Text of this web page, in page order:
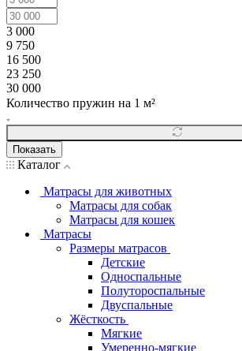
3 000
9 750
16 500
23 250
30 000
Количество пружин на 1 м²
Показать
Каталог
Матрасы для животных
Матрасы для собак
Матрасы для кошек
Матрасы
Размеры матрасов
Детские
Односпальные
Полутороспальные
Двуспальные
Жёсткость
Мягкие
Умеренно-мягкие